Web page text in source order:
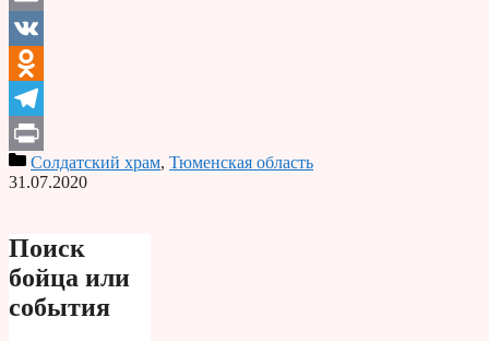
Email
VK
Odnoklassniki
Telegram
PrintСолдатский храм, Тюменская область
31.07.2020
Поиск
бойца или
события